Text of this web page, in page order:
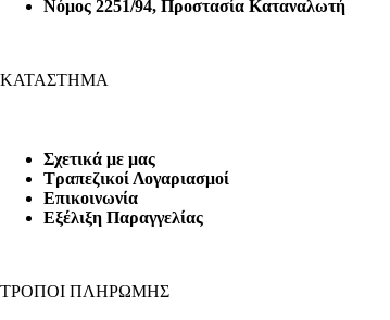
Nόμος 2251/94, Προστασία Καταναλωτή
ΚΑΤΑΣΤΗΜΑ
Σχετικά με μας
Τραπεζικοί Λογαριασμοί
Επικοινωνία
Εξέλιξη Παραγγελίας
ΤΡΟΠΟΙ ΠΛΗΡΩΜΗΣ